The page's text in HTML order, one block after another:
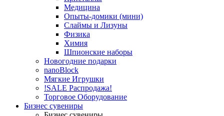
Медицина
Опыты-домики (мини)
Слаймы и Лизуны
Физика
Химия
Шпионские наборы
Новогодние подарки
nanoBlock
Мягкие Игрушки
!SALE Распродажа!
Торговое Оборудование
Бизнес сувениры